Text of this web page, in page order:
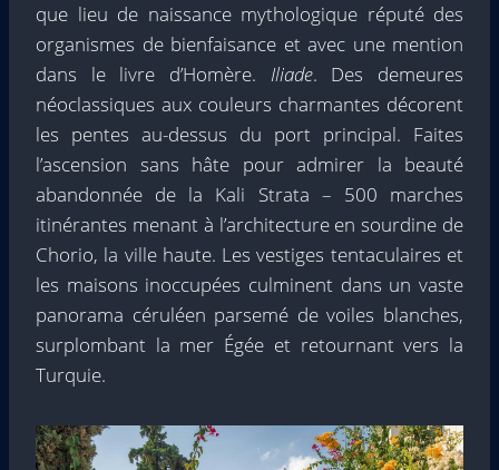
que lieu de naissance mythologique réputé des
organismes de bienfaisance et avec une mention
dans le livre d’Homère. Iliade. Des demeures
néoclassiques aux couleurs charmantes décorent
les pentes au-dessus du port principal. Faites
l’ascension sans hâte pour admirer la beauté
abandonnée de la Kali Strata – 500 marches
itinérantes menant à l’architecture en sourdine de
Chorio, la ville haute. Les vestiges tentaculaires et
les maisons inoccupées culminent dans un vaste
panorama céruléen parsemé de voiles blanches,
surplombant la mer Égée et retournant vers la
Turquie.